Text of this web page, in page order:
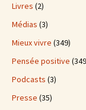
Livres (2)
Médias (3)
Mieux vivre (349)
Pensée positive
Podcasts (3)
Presse (35)